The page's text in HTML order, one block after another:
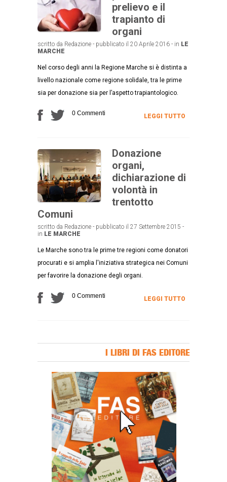
prelievo e il
trapianto di
organi
scritto da Redazione - pubblicato il 20 Aprile 2016 - in LE
MARCHE
Nel corso degli anni la Regione Marche si è distinta a
livello nazionale come regione solidale, tra le prime
sia per donazione sia per l’aspetto trapiantologico.
0 Commenti LEGGI TUTTO
Donazione
organi,
dichiarazione di
volontà in
trentotto
Comuni
scritto da Redazione - pubblicato il 27 Settembre 2015 -
in LE MARCHE
Le Marche sono tra le prime tre regioni come donatori
procurati e si amplia l'iniziativa strategica nei Comuni
per favorire la donazione degli organi.
0 Commenti LEGGI TUTTO
I LIBRI DI FAS EDITORE